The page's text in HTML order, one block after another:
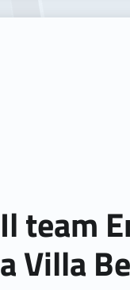
Il team
a Villa